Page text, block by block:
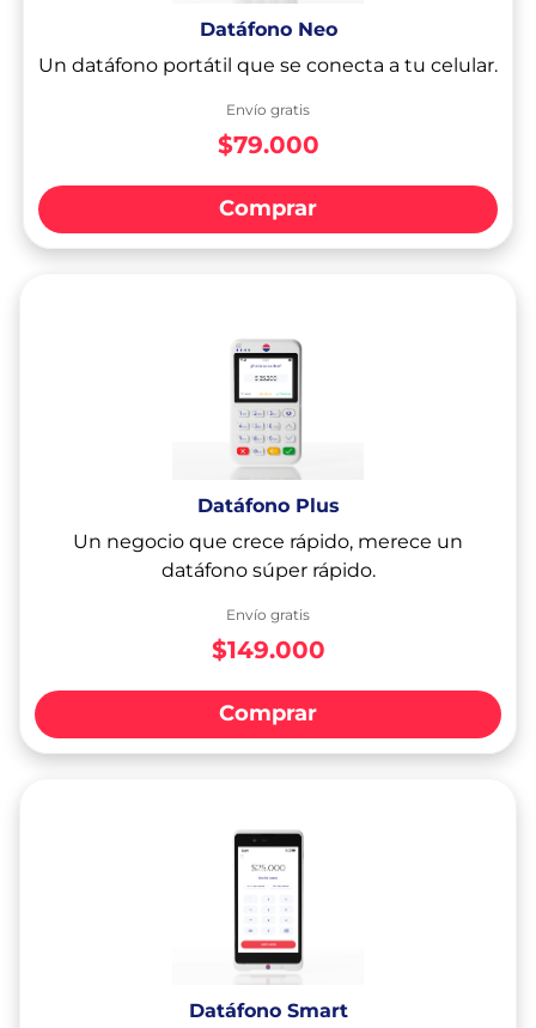
Datáfono Neo
Un datáfono portátil que se conecta a tu celular.
Envío gratis
$79.000
Comprar
Datáfono Plus
Un negocio que crece rápido, merece un
datáfono súper rápido.
Envío gratis
$149.000
Comprar
Datáfono Smart